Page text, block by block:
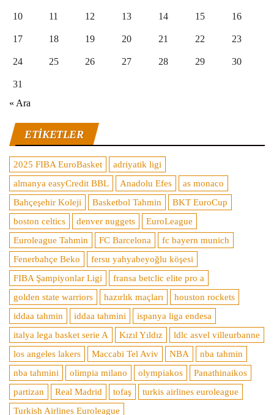
10 11 12 13 14 15 16
17 18 19 20 21 22 23
24 25 26 27 28 29 30
31
« Ara
ETIKETLER
2025 FIBA EuroBasket
adriyatik ligi
almanya easyCredit BBL
Anadolu Efes
as monaco
Bahçeşehir Koleji
Basketbol Tahmin
BKT EuroCup
boston celtics
denver nuggets
EuroLeague
Euroleague Tahmin
FC Barcelona
fc bayern munich
Fenerbahçe Beko
fersu yahyabeyoğlu köşesi
FIBA Şampiyonlar Ligi
fransa betclic elite pro a
golden state warriors
hazırlık maçları
houston rockets
iddaa tahmin
iddaa tahmini
ispanya liga endesa
italya lega basket serie A
Kızıl Yıldız
ldlc asvel villeurbanne
los angeles lakers
Maccabi Tel Aviv NBA
nba tahmin
nba tahmini
olimpia milano olympiakos
Panathinaikos
partizan
Real Madrid tofaş
turkis airlines euroleague
Turkish Airlines Euroleague